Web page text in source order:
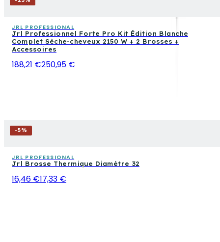
JRL PROFESSIONAL
Jrl Professionnel Forte Pro Kit Édition Blanche
Complet Sèche-cheveux 2150 W + 2 Brosses +
Accessoires
188,21 €250,95 €
-5%
JRL PROFESSIONAL
Jrl Brosse Thermique Diamètre 32
16,46 €17,33 €